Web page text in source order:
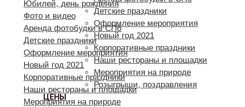
Детские праздники
Оформление мероприятия
Новый год 2021
Корпоративные праздники
Наши рестораны и площадки
Мероприятия на природе
Розыгрыши, поздравления
ЦЕНЫ
Юбилей, день рождения
Фото и видео
Аренда фотобудки в СПб
Детские праздники
Оформление мероприятия
Новый год 2021
Корпоративные праздники
Наши рестораны и площадки
Мероприятия на природе